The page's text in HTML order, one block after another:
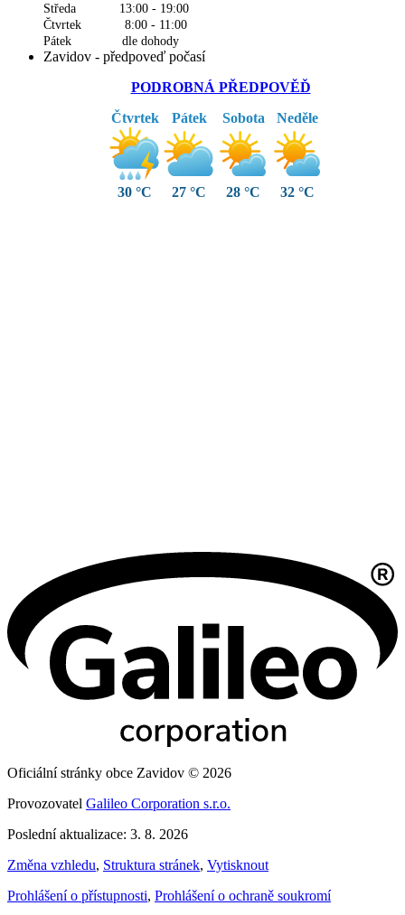
Středa 13:00 - 19:00
Čtvrtek 8:00 - 11:00
Pátek dle dohody
Zavidov - předpoveď počasí
PODROBNÁ PŘEDPOVĚĎ
Čtvrtek
30 °C
Pátek
27 °C
Sobota
28 °C
Neděle
32 °C
Oficiální stránky obce Zavidov © 2026
Provozovatel Galileo Corporation s.r.o.
Poslední aktualizace: 3. 8. 2026
Změna vzhledu, Struktura stránek, Vytisknout
Prohlášení o přístupnosti, Prohlášení o ochraně soukromí